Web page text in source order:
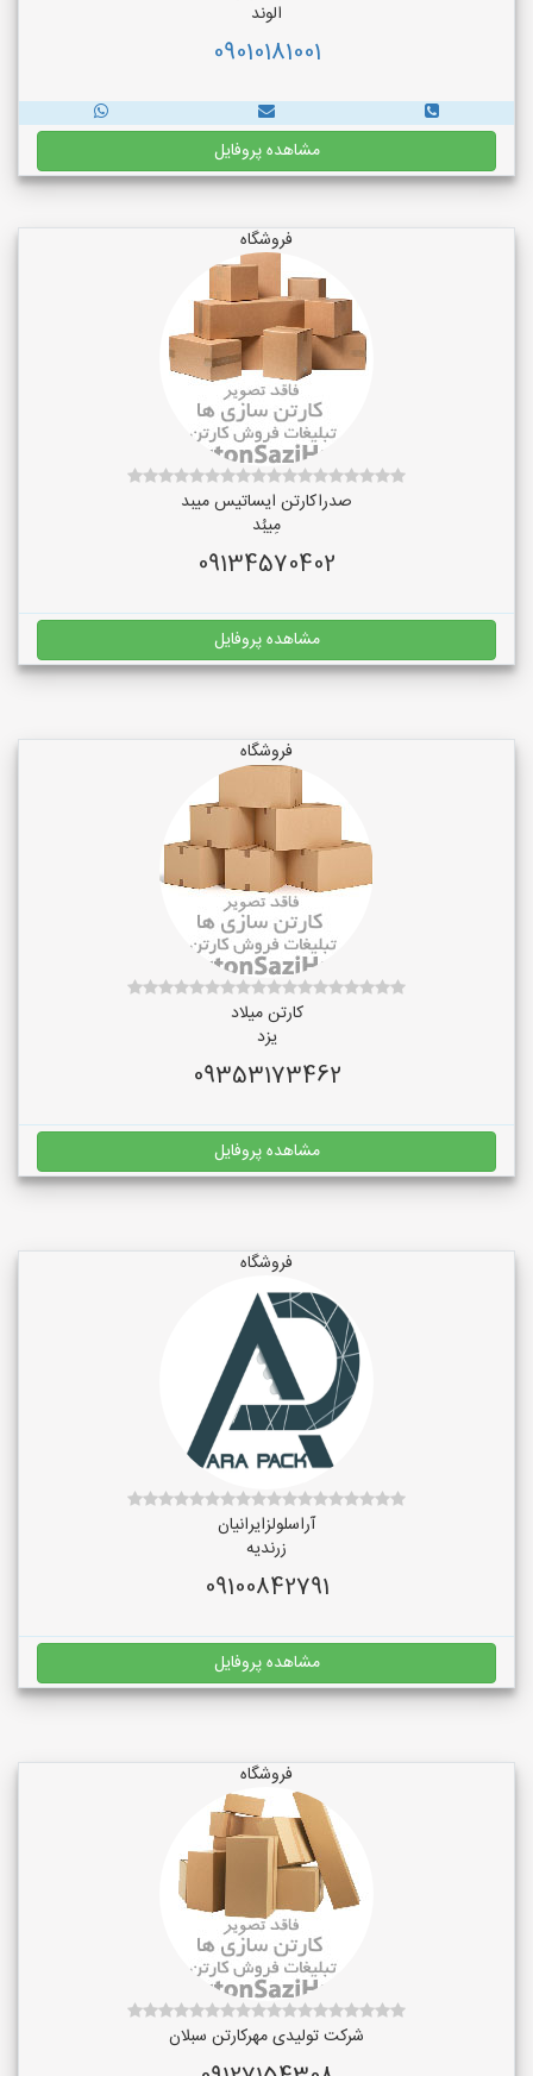
الوند
09010181001
مشاهده پروفایل
فروشگاه
صدراکارتن ایساتیس میبد
مِیبُد
09134570402
مشاهده پروفایل
فروشگاه
کارتن میلاد
یزد
09353173462
مشاهده پروفایل
فروشگاه
آراسلولزایرانیان
زرندیه
09100842791
مشاهده پروفایل
فروشگاه
شرکت تولیدی مهرکارتن سبلان